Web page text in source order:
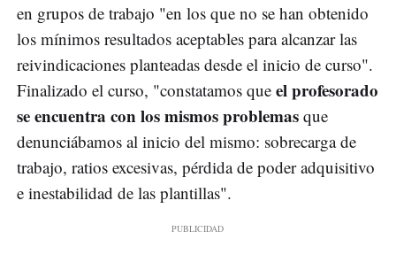
en grupos de trabajo "en los que no se han obtenido
los mínimos resultados aceptables para alcanzar las
reivindicaciones planteadas desde el inicio de curso".
Finalizado el curso, "constatamos que el profesorado
se encuentra con los mismos problemas que
denunciábamos al inicio del mismo: sobrecarga de
trabajo, ratios excesivas, pérdida de poder adquisitivo
e inestabilidad de las plantillas".